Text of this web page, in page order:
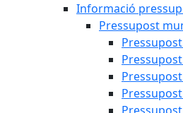
Informació
Pressupost